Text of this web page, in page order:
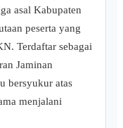
asal Kabupaten
peserta yang
Terdaftar sebagai
Jaminan
bersyukur atas
menjalani